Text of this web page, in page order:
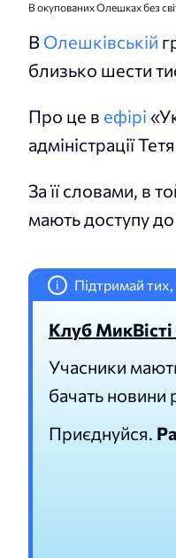
В окупованих Олешках без
В Олешківській
близько шести
Про це в ефірі
адміністрації
За її словами, в
мають доступу
i Підтримай
Клуб МикВісті
Учасники
бачать новини
Приєднуйся.